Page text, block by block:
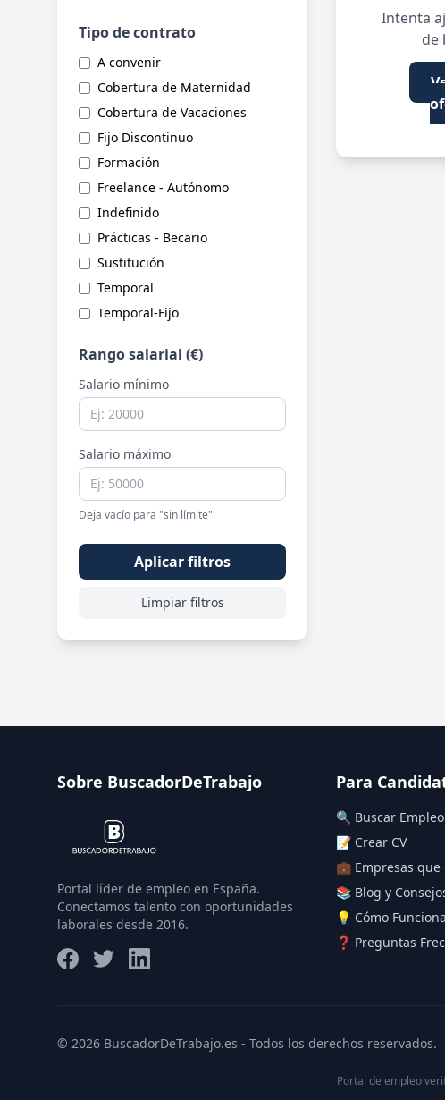
Tipo de contrato
A convenir
Cobertura de Maternidad
Cobertura de Vacaciones
Fijo Discontinuo
Formación
Freelance - Autónomo
Indefinido
Prácticas - Becario
Sustitución
Temporal
Temporal-Fijo
Rango salarial (€)
Salario mínimo
Salario máximo
Deja vacío para "sin límite"
Aplicar filtros
Limpiar filtros
Intenta
de
Sobre BuscadorDeTrabajo
Portal líder de empleo en España.
Conectamos talento con oportunidades
laborales desde 2016.
Para
🔍 Buscar Empleo
📝 Crear CV
💼 Empresas que
📚 Blog y
💡 Cómo Funciona
❓ Preguntas
© 2026 BuscadorDeTrabajo.es - Todos los derechos reservados.
Portal de empleo